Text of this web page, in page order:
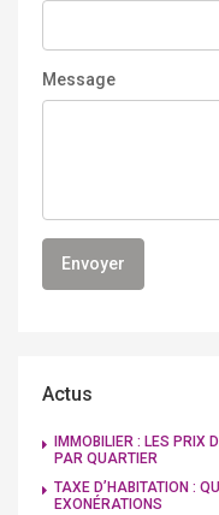
Message
Actus
IMMOBILIER : LES PRIX
PAR QUARTIER
TAXE D’HABITATION :
EXONÉRATIONS